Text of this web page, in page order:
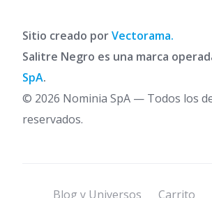
Sitio creado porVectorama.
Salitre Negro es una marca
SpA.
© 2026 Nominia SpA — Todos los
reservados.
Blog y Universos Carrito